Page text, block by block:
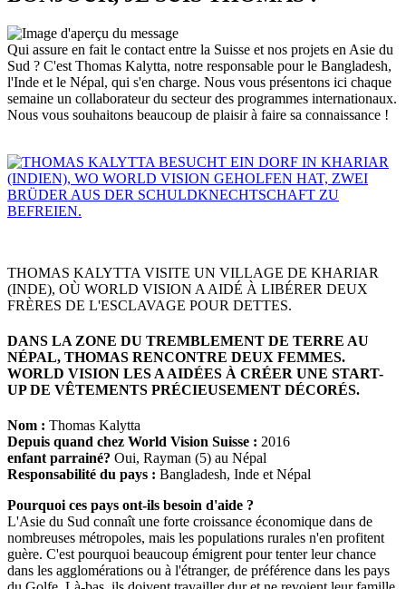
Qui assure en fait le contact entre la Suisse et nos projets en Asie du
Sud ? C'est Thomas Kalytta, notre responsable pour le Bangladesh,
l'Inde et le Népal, qui s'en charge. Nous vous présentons ici chaque
semaine un collaborateur du secteur des programmes internationaux.
Nous vous souhaitons beaucoup de plaisir à faire sa connaissance !
THOMAS KALYTTA VISITE UN VILLAGE DE KHARIAR
(INDE), OÙ WORLD VISION A AIDÉ À LIBÉRER DEUX
FRÈRES DE L'ESCLAVAGE POUR DETTES.
DANS LA ZONE DU TREMBLEMENT DE TERRE AU
NÉPAL, THOMAS RENCONTRE DEUX FEMMES.
WORLD VISION LES A AIDÉES À CRÉER UNE START-
UP DE VÊTEMENTS PRÉCIEUSEMENT DÉCORÉS.
Nom : Thomas Kalytta
Depuis quand chez World Vision Suisse : 2016
enfant parrainé? Oui, Rayman (5) au Népal
Responsabilité du pays : Bangladesh, Inde et Népal
Pourquoi ces pays ont-ils besoin d'aide ?
L'Asie du Sud connaît une forte croissance économique dans de
nombreuses métropoles, mais les populations rurales n'en profitent
guère. C'est pourquoi beaucoup émigrent pour tenter leur chance
dans les agglomérations ou à l'étranger, de préférence dans les pays